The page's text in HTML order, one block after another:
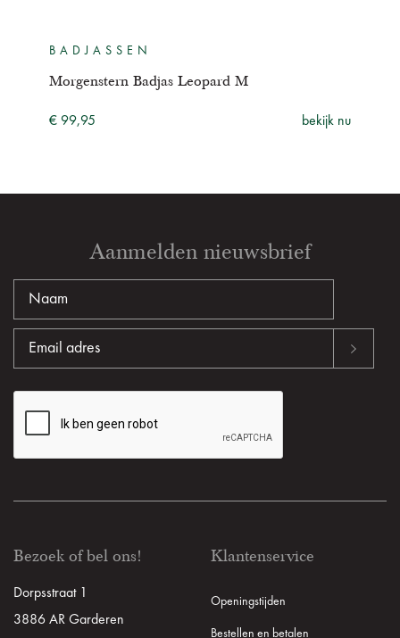
BADJASSEN
Morgenstern Badjas Leopard M
€ 99,95 bekijk nu
Aanmelden nieuwsbrief
Bezoek of bel ons!
Dorpsstraat 1
3886 AR Garderen
Klantenservice
Openingstijden
Bestellen en betalen